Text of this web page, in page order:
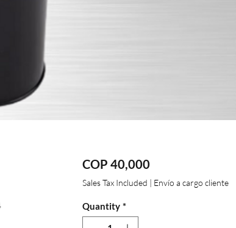
COP 40,000Price
Sales Tax Included | Envío a cargo cliente
Quantity *